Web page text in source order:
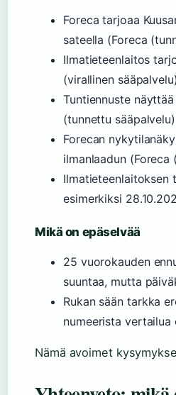
Foreca tarjoaa
sateella (Foreca
Ilmatieteenlaitos
(virallinen
Tuntiennuste
(tunnettu
Forecan
ilmanlaadun (Foreca
Ilmatieteenlaitoksen
esimerkiksi
Mikä on epäselvää
25 vuorokauden
suuntaa, mutta
Rukan sään tarkka
numeerista
Nämä avoimet